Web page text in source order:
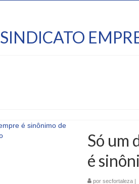
SINDICATO
Só um
é
por secfortaleza|